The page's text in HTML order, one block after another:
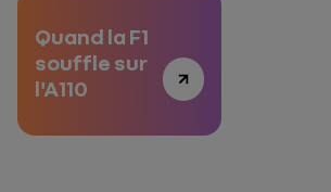
Quand la F1
souffle sur
l'A110